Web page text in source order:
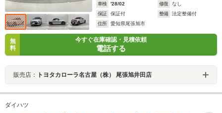
車検
'28/02 修復
なし
保証
保証付 整備
法定整備付
住所
愛知県尾張旭市
無
料
今すぐ在庫確認・見積依頼
電話する
販売店： トヨタカローラ名古屋（株） 尾張旭井田店
ダイハツ